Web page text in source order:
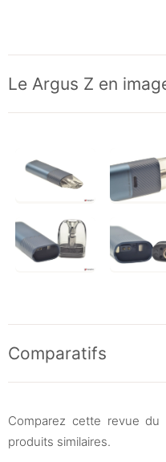
Le Argus Z en
Comparatifs
Comparez cette revue
produits similaires.